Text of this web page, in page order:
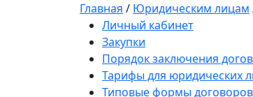
Главная / Юридическим лицам
Личный кабинет
Закупки
Порядок заключения
Тарифы для юридических
Типовые формы договоров